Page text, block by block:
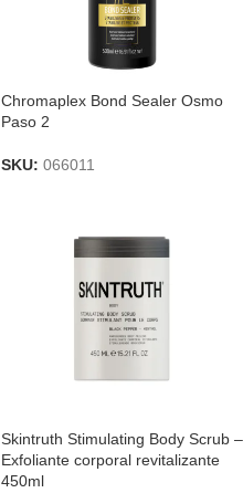
Chromaplex Bond Sealer Osmo
Paso 2
SKU: 066011
Skintruth Stimulating Body Scrub –
Exfoliante corporal revitalizante
450ml